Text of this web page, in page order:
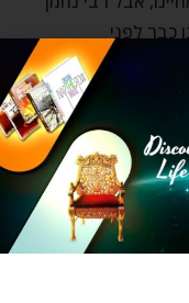
כבר לפני
ככה קרוב, כמה
אמיתי יותר